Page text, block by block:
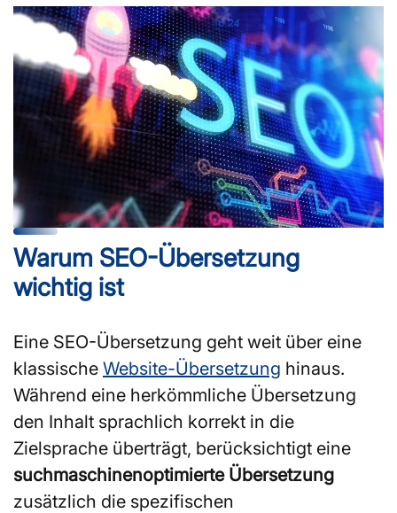
Warum SEO-Übersetzung
wichtig ist
Eine SEO-Übersetzung geht weit über eine
klassische Website-Übersetzung hinaus.
Während eine herkömmliche Übersetzung
den Inhalt sprachlich korrekt in die
Zielsprache überträgt, berücksichtigt eine
suchmaschinenoptimierte Übersetzung
zusätzlich die spezifischen